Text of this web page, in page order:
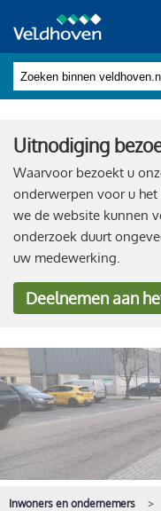
Uitnodiging
Waarvoor bezoekt u
onderwerpen voor u
we de website kunnen
onderzoek duurt
uw medewerking.
Deelnemenaan
Inwoners en ondernemers